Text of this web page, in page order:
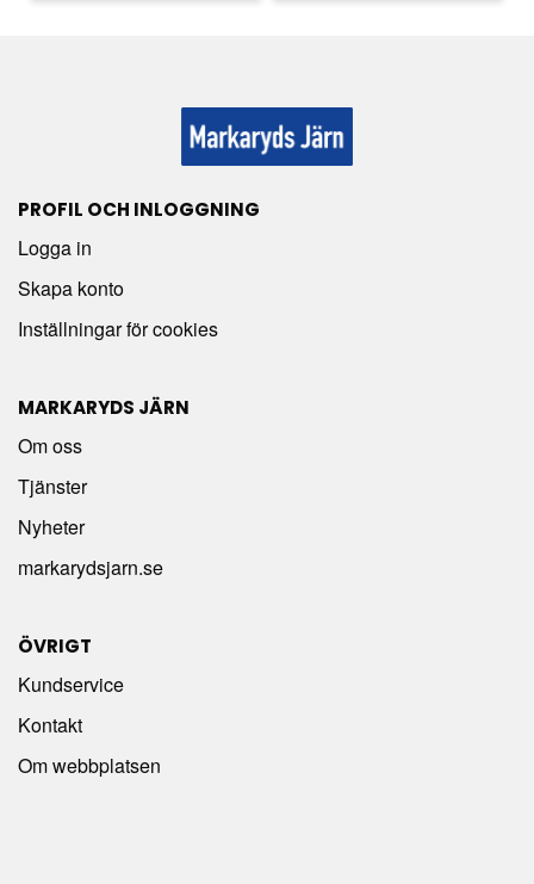
PROFIL OCH INLOGGNING
Logga in
Skapa konto
Inställningar för cookies
MARKARYDS JÄRN
Om oss
Tjänster
Nyheter
markarydsjarn.se
ÖVRIGT
Kundservice
Kontakt
Om webbplatsen